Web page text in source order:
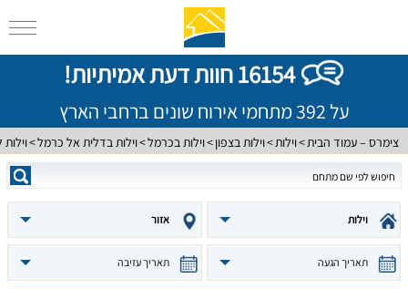
16154 חוות דעת אמיתיות!
על 392 מתחמי אירוח שונים ברחבי הארץ
צימרס – עמוד הבית וילות וילות בצפון וילות בכרמל וילות בדלית אל כרמל
וילות אזור
תאריך הגעה תאריך עזיבה